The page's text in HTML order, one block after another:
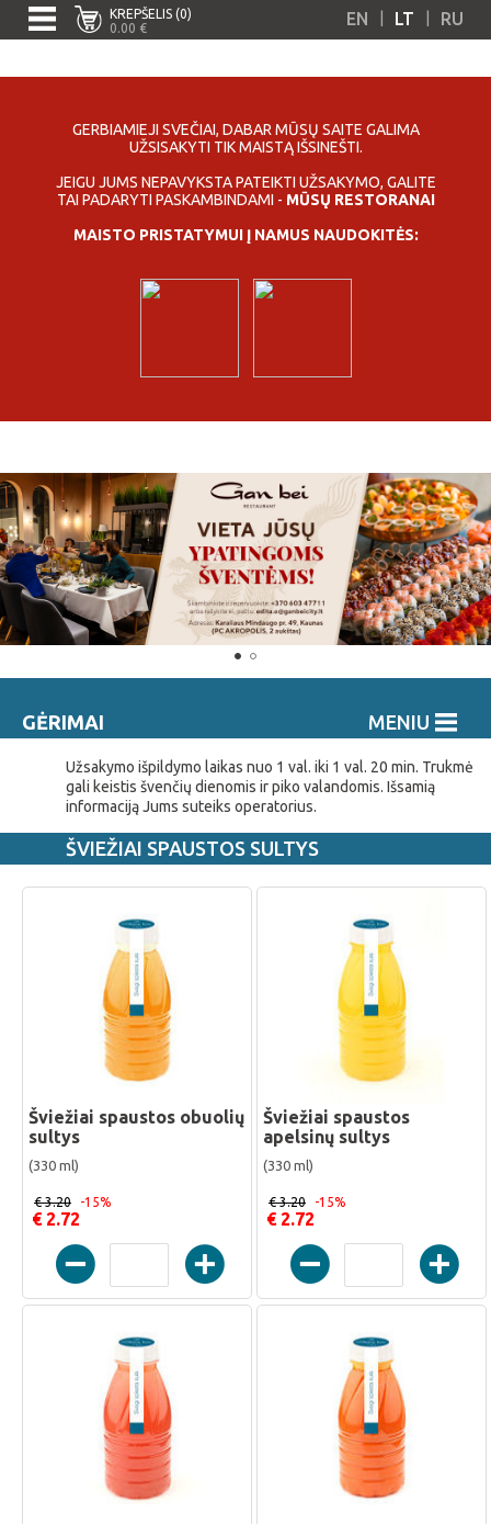
KREPŠELIS (0)
0.00 €
EN LT RU
GERBIAMIEJI SVEČIAI, DABAR MŪSŲ SAITE GALIMA
UŽSISAKYTI TIK MAISTĄ IŠSINEŠTI.
JEIGU JUMS NEPAVYKSTA PATEIKTI UŽSAKYMO, GALITE
TAI PADARYTI PASKAMBINDAMI - MŪSŲ RESTORANAI
MAISTO PRISTATYMUI Į NAMUS NAUDOKITĖS:
MENIU
GĖRIMAI
Užsakymo išpildymo laikas nuo 1 val. iki 1 val. 20 min. Trukmė
gali keistis švenčių dienomis ir piko valandomis. Išsamią
informaciją Jums suteiks operatorius.
ŠVIEŽIAI SPAUSTOS SULTYS
Šviežiai spaustos obuolių
sultys
(330 ml)
€ 2.72
€ 3.20 -15%
Šviežiai spaustos
apelsinų sultys
(330 ml)
€ 2.72
€ 3.20 -15%